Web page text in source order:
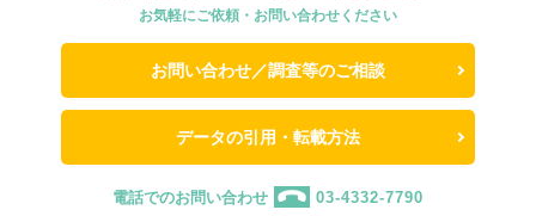
お気軽にご依頼・お問い合わせください
お問い合わせ／調査等のご相談
データの引用・転載方法
電話でのお問い合わせ 03-4332-7790